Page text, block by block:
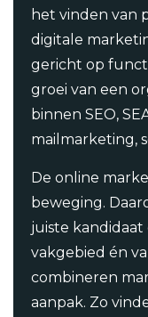
het vinden van
digitale
gericht op
groei van een
binnen SEO,
mailmarketing,
De online
beweging.
juiste
vakgebied én
combineren
aanpak. Zo